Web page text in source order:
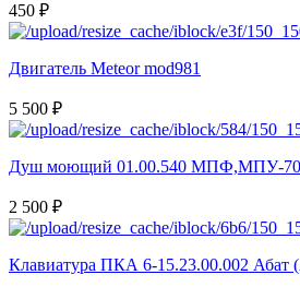
450 ₽
Двигатель Meteor mod981
5 500 ₽
Душ моющий 01.00.540 МПФ,МПУ-
2 500 ₽
Клавиатура ПКА 6-15.23.00.002